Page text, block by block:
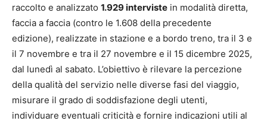
raccolto e analizzato 1.929 interviste in modalità diretta,
faccia a faccia (contro le 1.608 della precedente
edizione), realizzate in stazione e a bordo treno, tra il 3 e
il 7 novembre e tra il 27 novembre e il 15 dicembre 2025,
dal lunedì al sabato. L’obiettivo è rilevare la percezione
della qualità del servizio nelle diverse fasi del viaggio,
misurare il grado di soddisfazione degli utenti,
individuare eventuali criticità e fornire indicazioni utili al